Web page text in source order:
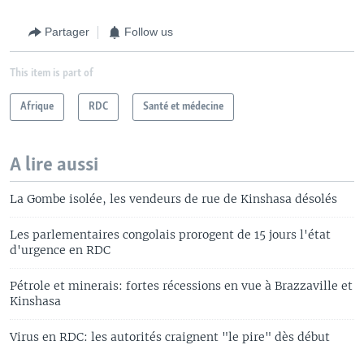
Partager Follow us
This item is part of
Afrique RDC Santé et médecine
A lire aussi
La Gombe isolée, les vendeurs de rue de Kinshasa désolés
Les parlementaires congolais prorogent de 15 jours l'état
d'urgence en RDC
Pétrole et minerais: fortes récessions en vue à Brazzaville et
Kinshasa
Virus en RDC: les autorités craignent "le pire" dès début